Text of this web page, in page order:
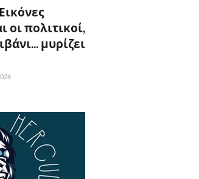
οι πολιτικοί,
μυρίζει